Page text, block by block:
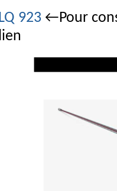
LQ 923 ←Pour
lien